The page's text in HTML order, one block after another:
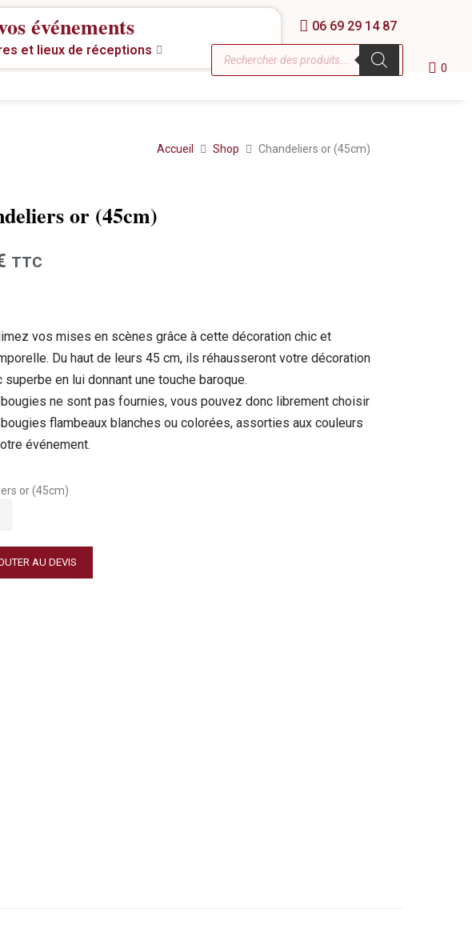
événements
06 69 29 14 87
et lieux de réceptions
0
Accueil Shop Chandeliers or (45cm)
or (45cm)
TTC
vos mises en scènes grâce à cette décoration chic et
Du haut de leurs 45 cm, ils réhausseront votre décoration
superbe en lui donnant une touche baroque.
ne sont pas fournies, vous pouvez donc librement choisir
flambeaux blanches ou colorées, assorties aux couleurs
événement.
or (45cm)
AU DEVIS